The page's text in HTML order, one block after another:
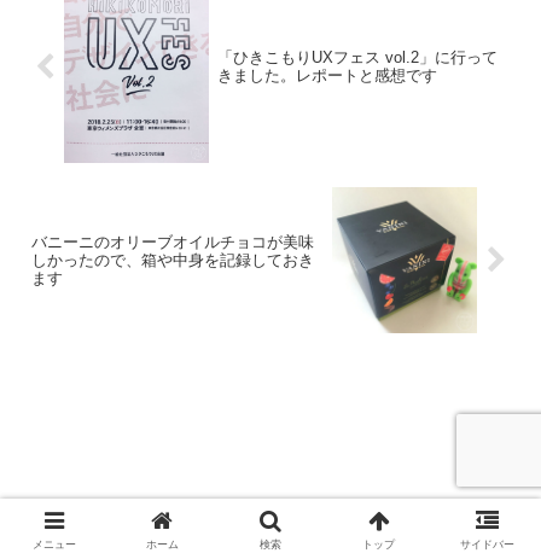
「ひきこもりUXフェス vol.2」に行って
きました。レポートと感想です
バニーニのオリーブオイルチョコが美味
しかったので、箱や中身を記録しておき
ます
メニュー ホーム 検索 トップ サイドバー